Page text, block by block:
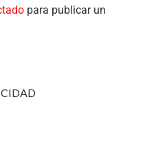
para publicar un